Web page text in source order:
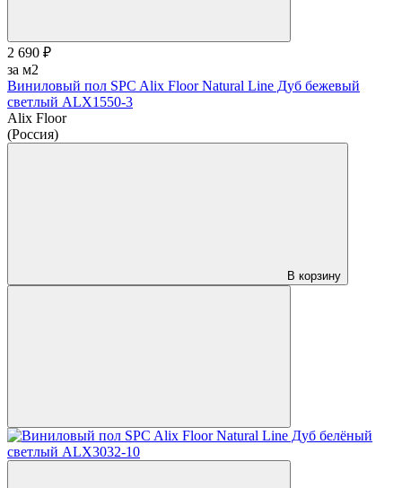
2 690 ₽
за м2
Виниловый пол SPC Alix Floor Natural Line Дуб бежевый
светлый ALX1550-3
Alix Floor
(Россия)
В корзину